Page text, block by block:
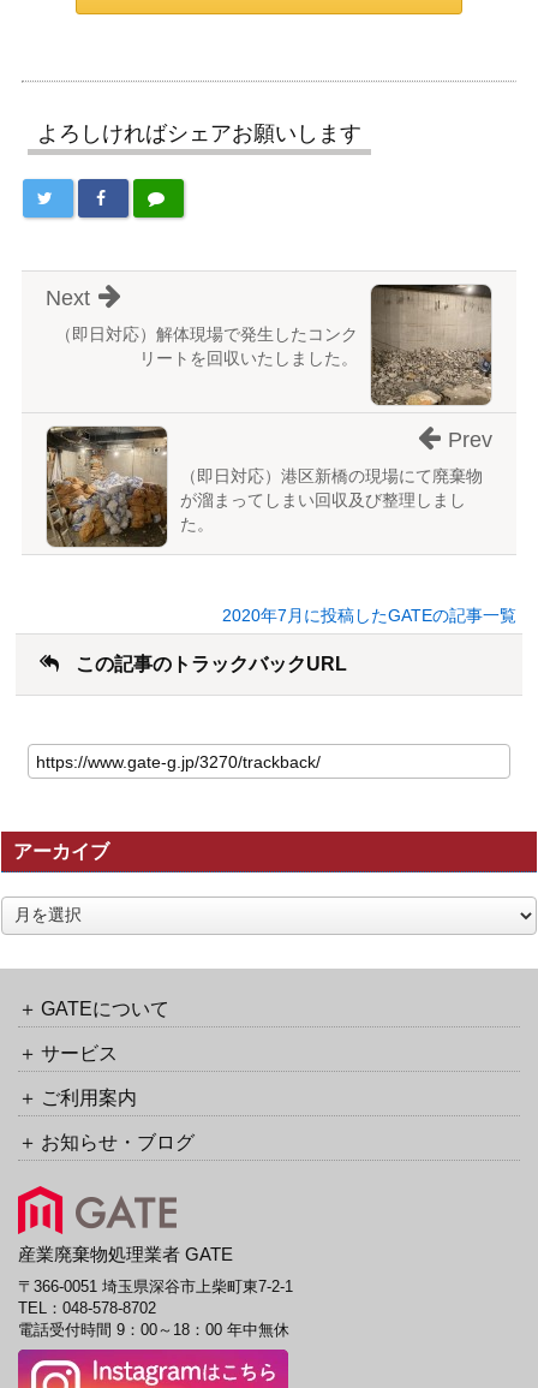
よろしければシェアお願いします
（即日対応）解体現場で発生したコンク
リートを回収いたしました。
Next
（即日対応）港区新橋の現場にて廃棄物
が溜まってしまい回収及び整理しまし
た。
Prev
2020年7月に投稿したGATEの記事一覧
この記事のトラックバックURL
の
記
の
ト
ラ
ッ
ク
ッ
URL
アーカイブ
ア
ー
GATEについて
サービス
ご利用案内
お知らせ・ブログ
産業廃棄物処理業者 GATE
〒366-0051 埼玉県深谷市上柴町東7-2-1
TEL： 048-578-8702
電話受付時間 9：00～18：00 年中無休